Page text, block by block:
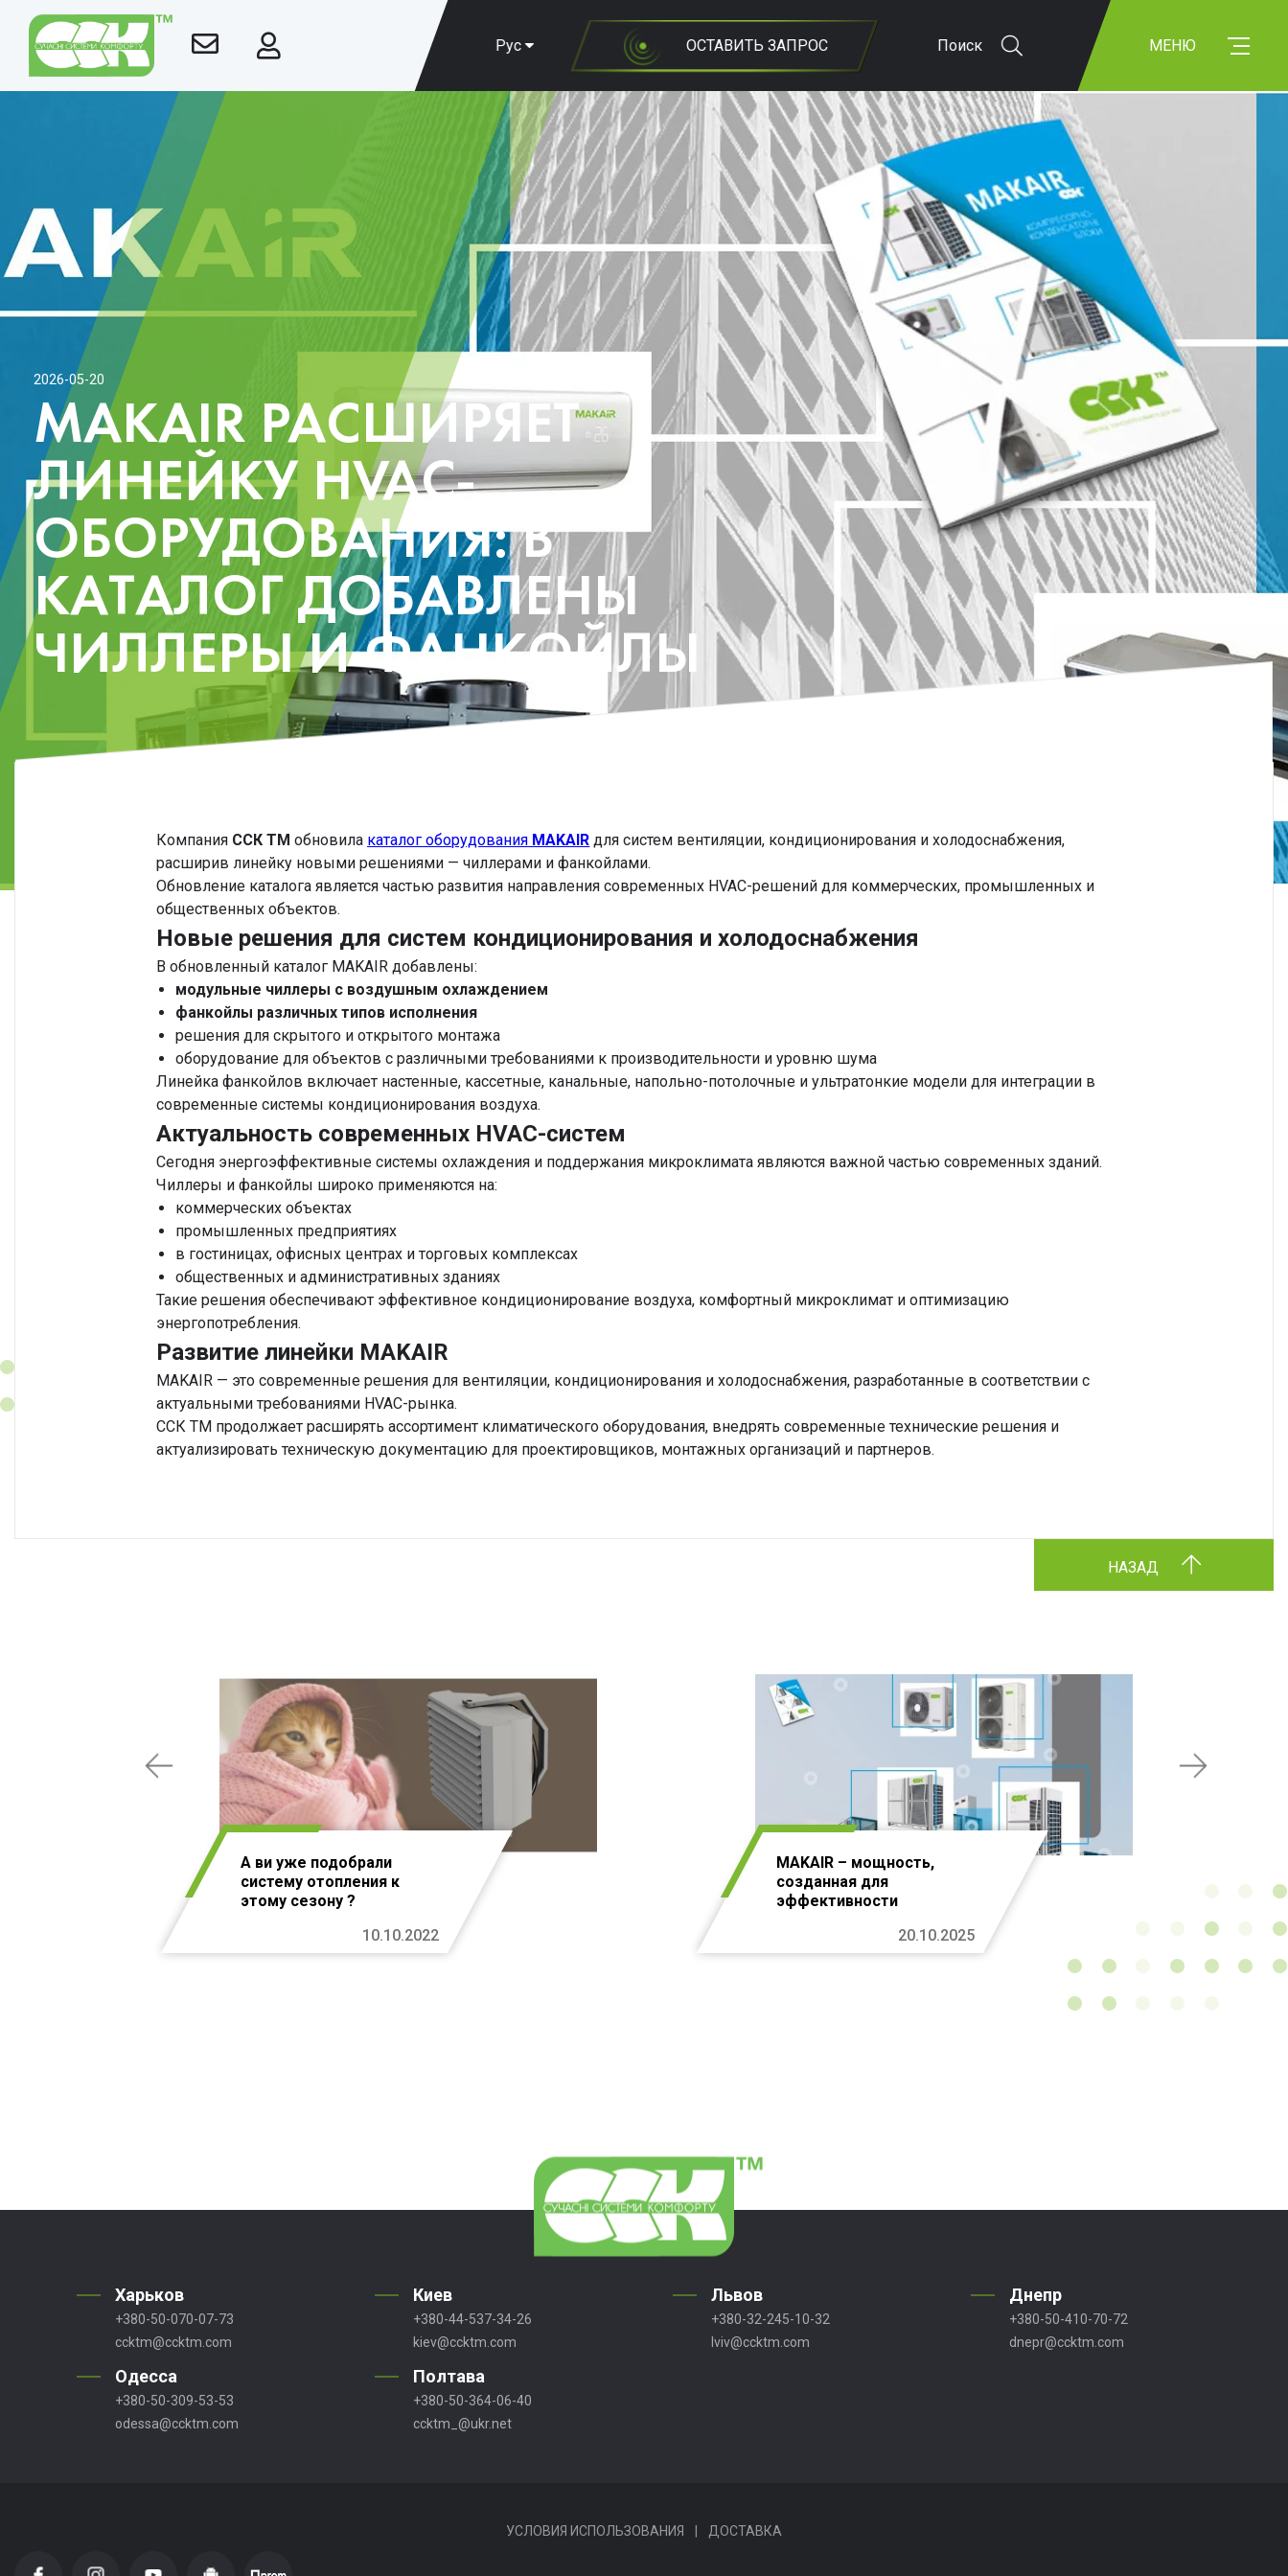
Рус ОСТАВИТЬ ЗАПРОС Поиск МЕНЮ
2026-05-20
MAKAIR РАСШИРЯЕТ
ЛИНЕЙКУ HVAC-
ОБОРУДОВАНИЯ: В
КАТАЛОГ ДОБАВЛЕНЫ
ЧИЛЛЕРЫ И ФАНКОЙЛЫ
Компания ССК ТМ обновила каталог оборудования MAKAIR для систем вентиляции, кондиционирования и холодоснабжения,
расширив линейку новыми решениями — чиллерами и фанкойлами.
Обновление каталога является частью развития направления современных HVAC-решений для коммерческих, промышленных и
общественных объектов.
Новые решения для систем кондиционирования и холодоснабжения
В обновленный каталог MAKAIR добавлены:
модульные чиллеры с воздушным охлаждением
фанкойлы различных типов исполнения
решения для скрытого и открытого монтажа
оборудование для объектов с различными требованиями к производительности и уровню шума
Линейка фанкойлов включает настенные, кассетные, канальные, напольно-потолочные и ультратонкие модели для интеграции в
современные системы кондиционирования воздуха.
Актуальность современных HVAC-систем
Сегодня энергоэффективные системы охлаждения и поддержания микроклимата являются важной частью современных зданий.
Чиллеры и фанкойлы широко применяются на:
коммерческих объектах
промышленных предприятиях
в гостиницах, офисных центрах и торговых комплексах
общественных и административных зданиях
Такие решения обеспечивают эффективное кондиционирование воздуха, комфортный микроклимат и оптимизацию
энергопотребления.
Развитие линейки MAKAIR
MAKAIR — это современные решения для вентиляции, кондиционирования и холодоснабжения, разработанные в соответствии с
актуальными требованиями HVAC-рынка.
ССК ТМ продолжает расширять ассортимент климатического оборудования, внедрять современные технические решения и
актуализировать техническую документацию для проектировщиков, монтажных организаций и партнеров.
НАЗАД
А ви уже подобрали
систему отопления к
этому сезону ?
10.10.2022
MAKAIR – мощность,
созданная для
эффективности
20.10.2025
Харьков
+380-50-070-07-73
ccktm@ccktm.com
Киев
+380-44-537-34-26
kiev@ccktm.com
Львов
+380-32-245-10-32
lviv@ccktm.com
Днепр
+380-50-410-70-72
dnepr@ccktm.com
Одесса
+380-50-309-53-53
odessa@ccktm.com
Полтава
+380-50-364-06-40
ccktm_@ukr.net
УСЛОВИЯ ИСПОЛЬЗОВАНИЯ ДОСТАВКА